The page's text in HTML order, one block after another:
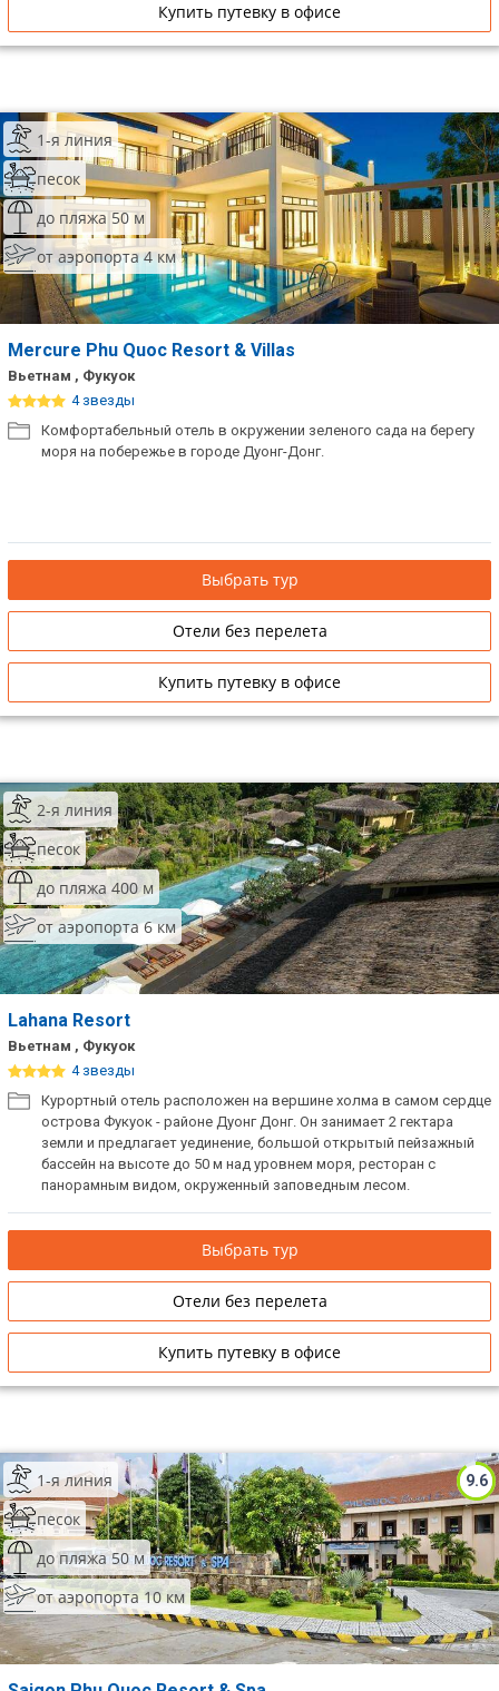
Купить путевку в офисе
1-я линия
песок
до пляжа 50 м
от аэропорта 4 км
Mercure Phu Quoc Resort & Villas
Вьетнам , Фукуок
4 звезды
Комфортабельный отель в окружении зеленого сада на берегу
моря на побережье в городе Дуонг-Донг.
Выбрать тур
Отели без перелета
Купить путевку в офисе
2-я линия
песок
до пляжа 400 м
от аэропорта 6 км
Lahana Resort
Вьетнам , Фукуок
4 звезды
Курортный отель расположен на вершине холма в самом сердце
острова Фукуок - районе Дуонг Донг. Он занимает 2 гектара
земли и предлагает уединение, большой открытый пейзажный
бассейн на высоте до 50 м над уровнем моря, ресторан с
панорамным видом, окруженный заповедным лесом.
Выбрать тур
Отели без перелета
Купить путевку в офисе
9.6
1-я линия
песок
до пляжа 50 м
от аэропорта 10 км